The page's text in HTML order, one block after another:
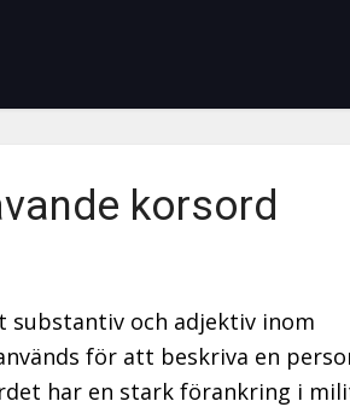
korsord
substantiv och adjektiv inom
för att beskriva en
har en stark förankring i